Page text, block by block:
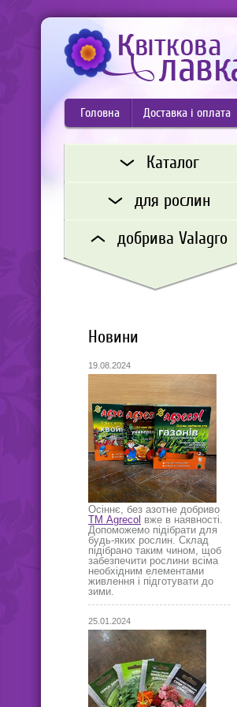
Головна Доставка і оплата
Каталог
для рослин
добрива Valagro
Новини
19.08.2024
Осіннє, без азотне добриво
ТМ Agrecol вже в наявності.
Допоможемо підібрати для
будь-яких рослин. Склад
підібрано таким чином, щоб
забезпечити рослини всіма
необхідним елементами
живлення і підготувати до
зими.
25.01.2024